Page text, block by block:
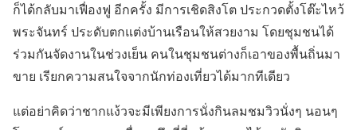
ก็ได้กลับมาเฟื่องฟู อีกครั้ง มีการเชิดสิงโต ประกวดตั้งโต๊ะไหว้
พระจันทร์ ประดับตกแต่งบ้านเรือนให้สวยงาม โดยชุมชนได้
ร่วมกันจัดงานในช่วงเย็น คนในชุมชนต่างก็เอาของพื้นถิ่นมา
ขาย เรียกความสนใจจากนักท่องเที่ยวได้มากทีเดียว
แต่อย่าคิดว่าชากแง้วจะมีเพียงการนั่งกินลมชมวิวนั่งๆ นอนๆ